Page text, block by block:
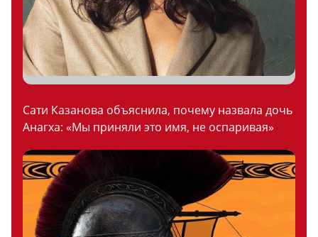
Сати Казанова объяснила, почему назвала дочь
Анагха: «Мы приняли это имя, не оспаривая»